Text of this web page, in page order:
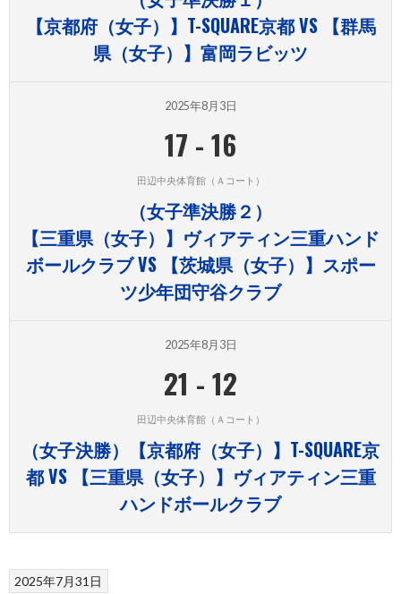
【京都府（女子）】T-SQUARE京都 VS 【群馬
県（女子）】富岡ラビッツ
2025年8月3日
17 -16
田辺中央体育館（Ａコート）
（女子準決勝２）
【三重県（女子）】ヴィアティン三重ハンド
ボールクラブ VS 【茨城県（女子）】スポー
ツ少年団守谷クラブ
2025年8月3日
21 -12
田辺中央体育館（Ａコート）
（女子決勝）【京都府（女子）】T-SQUARE京
都 VS 【三重県（女子）】ヴィアティン三重
ハンドボールクラブ
2025年7月31日